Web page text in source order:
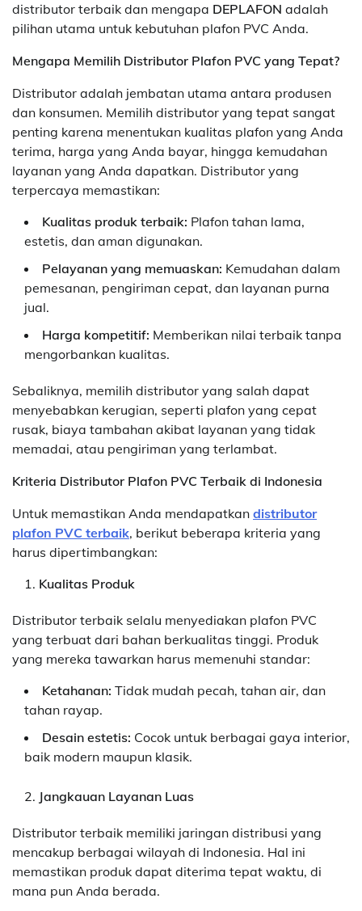
distributor terbaik dan mengapa DEPLAFON adalah
pilihan utama untuk kebutuhan plafon PVC Anda.
Mengapa Memilih Distributor Plafon PVC yang Tepat?
Distributor adalah jembatan utama antara produsen
dan konsumen. Memilih distributor yang tepat sangat
penting karena menentukan kualitas plafon yang Anda
terima, harga yang Anda bayar, hingga kemudahan
layanan yang Anda dapatkan. Distributor yang
terpercaya memastikan:
Kualitas produk terbaik: Plafon tahan lama,
estetis, dan aman digunakan.
Pelayanan yang memuaskan: Kemudahan dalam
pemesanan, pengiriman cepat, dan layanan purna
jual.
Harga kompetitif: Memberikan nilai terbaik tanpa
mengorbankan kualitas.
Sebaliknya, memilih distributor yang salah dapat
menyebabkan kerugian, seperti plafon yang cepat
rusak, biaya tambahan akibat layanan yang tidak
memadai, atau pengiriman yang terlambat.
Kriteria Distributor Plafon PVC Terbaik di Indonesia
Untuk memastikan Anda mendapatkan distributor
plafon PVC terbaik, berikut beberapa kriteria yang
harus dipertimbangkan:
Kualitas Produk
Distributor terbaik selalu menyediakan plafon PVC
yang terbuat dari bahan berkualitas tinggi. Produk
yang mereka tawarkan harus memenuhi standar:
Ketahanan: Tidak mudah pecah, tahan air, dan
tahan rayap.
Desain estetis: Cocok untuk berbagai gaya interior,
baik modern maupun klasik.
Jangkauan Layanan Luas
Distributor terbaik memiliki jaringan distribusi yang
mencakup berbagai wilayah di Indonesia. Hal ini
memastikan produk dapat diterima tepat waktu, di
mana pun Anda berada.